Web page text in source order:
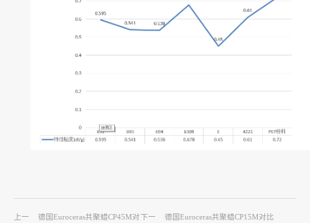
上一
德国Euroceras共聚蜡CP45M对下一
德国Euroceras共聚蜡CP15M对比